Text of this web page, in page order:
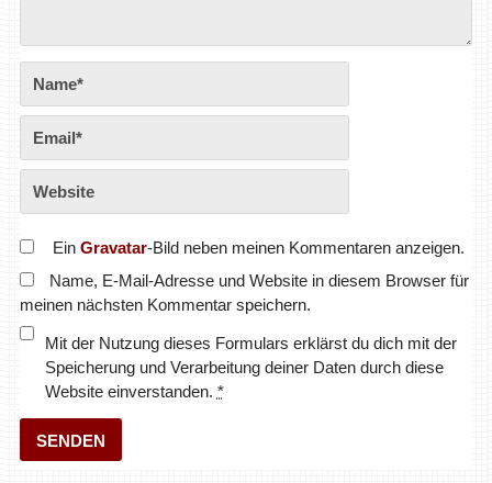
Ein Gravatar-Bild neben meinen Kommentaren anzeigen.
Name, E-Mail-Adresse und Website in diesem Browser für
meinen nächsten Kommentar speichern.
Mit der Nutzung dieses Formulars erklärst du dich mit der
Speicherung und Verarbeitung deiner Daten durch diese
Website einverstanden. *